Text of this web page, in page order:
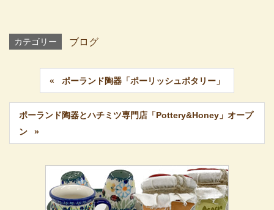
カテゴリー ブログ
ポーランド陶器「ポーリッシュポタリー」
ポーランド陶器とハチミツ専門店「Pottery&Honey」オープ
ン